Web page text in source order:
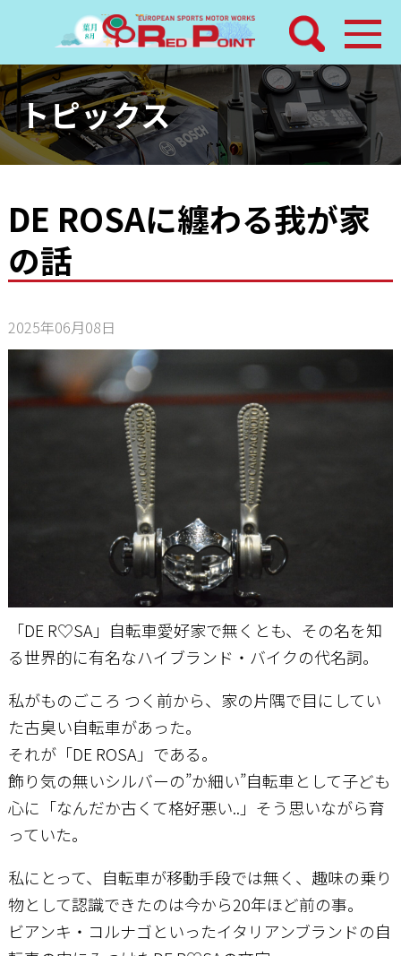
検索
ホーム
トピックス
レッドポイントパーツ
店舗案内
工場通信
トピックス
DE ROSAに纏わる我が家
の話
2025年06月08日
「DE R♡SA」自転車愛好家で無くとも、その名を知
る世界的に有名なハイブランド・バイクの代名詞。
私がものごころ つく前から、家の片隅で目にしてい
た古臭い自転車があった。
それが「DE ROSA」である。
飾り気の無いシルバーの”か細い”自転車として子ども
心に「なんだか古くて格好悪い..」そう思いながら育
っていた。
私にとって、自転車が移動手段では無く、趣味の乗り
物として認識できたのは今から20年ほど前の事。
ビアンキ・コルナゴといったイタリアンブランドの自